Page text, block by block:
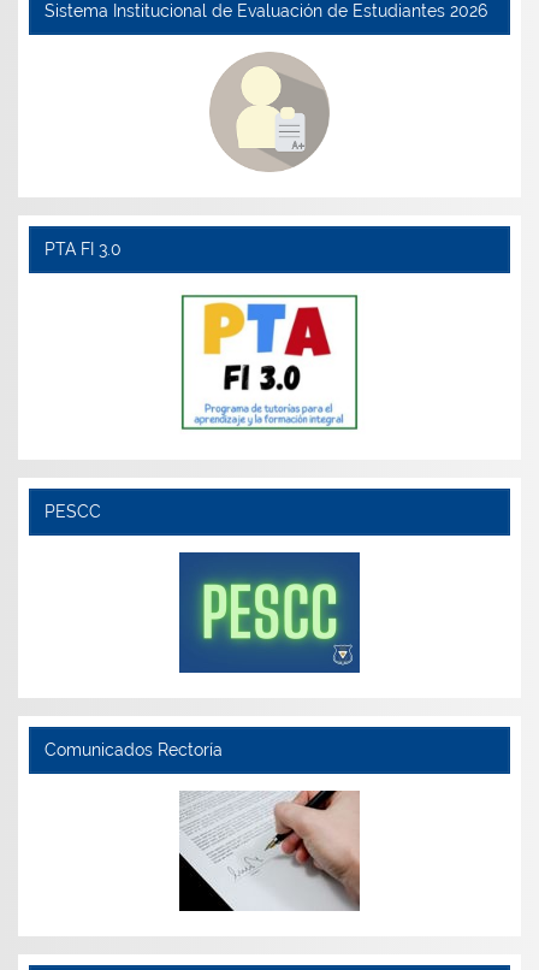
Sistema Institucional de Evaluación de Estudiantes 2026
PTA FI 3.0
PESCC
Comunicados Rectoría